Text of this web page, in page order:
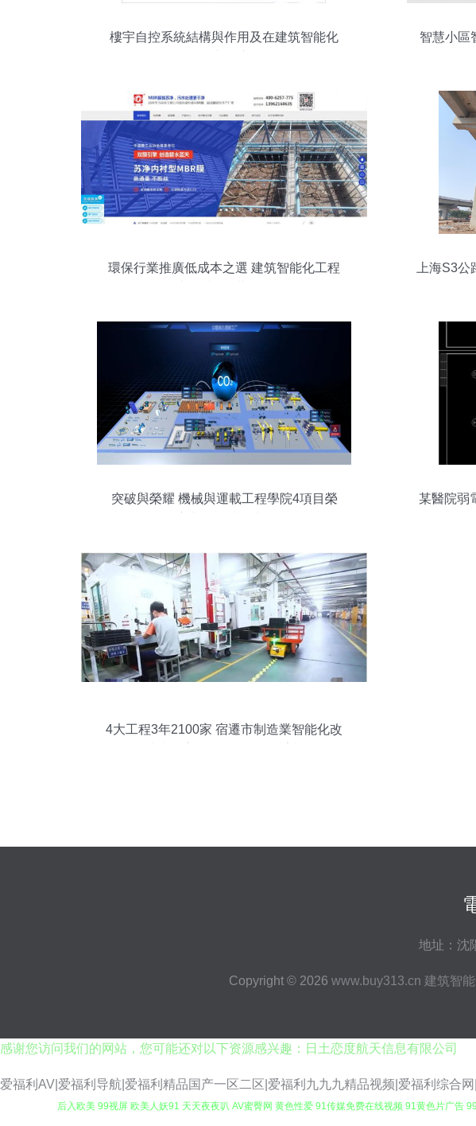
樓宇自控系統結構與作用及在建筑智能化
智慧小區
環保行業推廣低成本之選 建筑智能化工程
上海S3
突破與榮耀 機械與運載工程學院4項目榮
某醫院弱
4大工程3年2100家 宿遷市制造業智能化改
地址：沈
Copyright © 2026 www.buy313.cn 建筑智
感谢您访问我们的网站，您可能还对以下资源感兴趣：日土恋度航天信息有限公司
爱福利AV|爱福利导航|爱福利精品国产一区二区|爱福利九九九精品视频|爱福利综合
后入欧美 99视屏 欧美人妖91 天天夜夜叭 AV蜜臀网 黄色性爱 91传媒免费在线视频 91黄色片广告